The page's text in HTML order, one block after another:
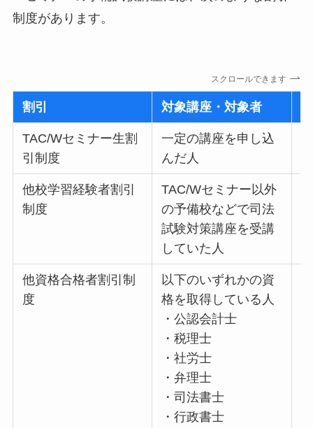
制度があります。
スクロールできます
割引 対象講座・対象者
TAC/Wセミナー生割
引制度
一定の講座を申し込
んだ人
他校学習経験者割引
制度
TAC/Wセミナー以外
の予備校などで司法
試験対策講座を受講
していた人
他資格合格者割引制
度
以下のいずれかの資
格を取得している人
・公認会計士
・税理士
・社労士
・弁理士
・司法書士
・行政書士